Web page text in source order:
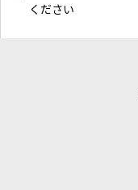
ください